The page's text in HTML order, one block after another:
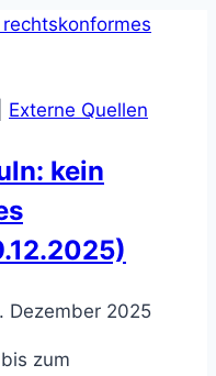
Externe Quellen
kein
Dezember 2025
zum